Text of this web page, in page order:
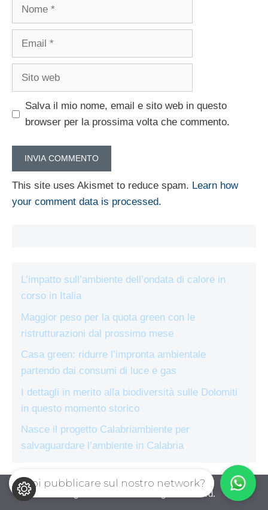
Nome
Email
Sito
Salva il mio nome, email e sito web in questo
browser per la prossima volta che commento.
This site uses Akismet to reduce spam. Learn how
your comment data is processed.
L’impatto sull’ambiente dell’ondata di calore in
corso in Italia
Maggior peso per la quota green con le
ristrutturazioni dal prossimo mese
Casa green: ridurre l’impronta ambientale
partendo dai consumi di luce e gas
I dettagli in merito alla biodiversità sulle Dolomiti
in questo momento storico
Nasce il progetto Calabriambiente per
salvaguardare l’ambiente in Calabria
ecologiae.com © 2026. All right reserverd.
Vuoi pubblicare sul nostro network?